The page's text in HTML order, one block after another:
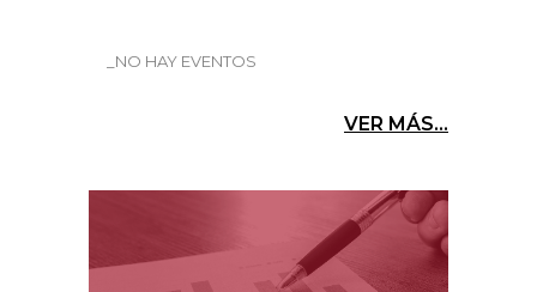
_NO HAY EVENTOS
VER MÁS...